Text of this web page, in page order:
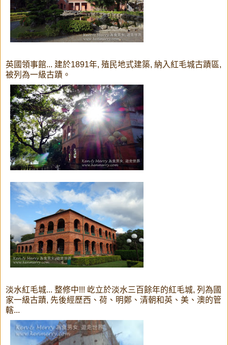
英國領事館... 建於1891年, 殖民地式建築, 納入紅毛城古蹟區,
被列為一級古蹟。
淡水紅毛城... 整修中!!! 屹立於淡水三百餘年的紅毛城, 列為國
家一級古蹟, 先後經歷西、荷、明鄭、清朝和英、美、澳的管
轄...